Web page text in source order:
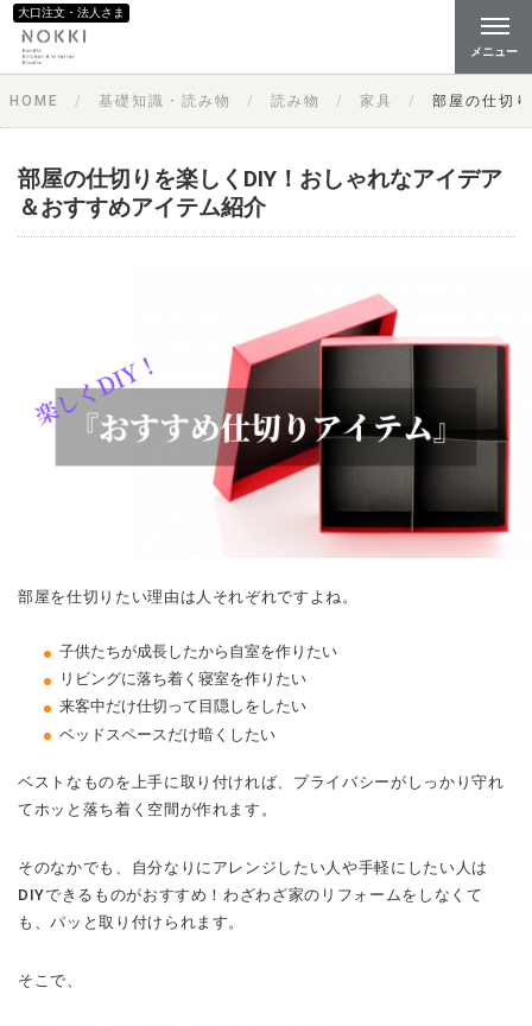
大口注文・法人さま
メニュー
HOME 基礎知識・読み物 読み物 家具 部屋の仕切
部屋の仕切りを楽しくDIY！おしゃれなアイデア
＆おすすめアイテム紹介
部屋を仕切りたい理由は人それぞれですよね。
子供たちが成長したから自室を作りたい
リビングに落ち着く寝室を作りたい
来客中だけ仕切って目隠しをしたい
ベッドスペースだけ暗くしたい
ベストなものを上手に取り付ければ、プライバシーがしっかり守れ
てホッと落ち着く空間が作れます。
そのなかでも、自分なりにアレンジしたい人や手軽にしたい人は
DIYできるものがおすすめ！わざわざ家のリフォームをしなくて
も、パッと取り付けられます。
そこで、